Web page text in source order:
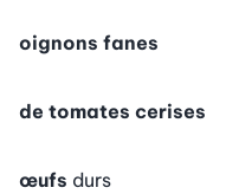
oignons fanes
de tomates cerises
œufs durs